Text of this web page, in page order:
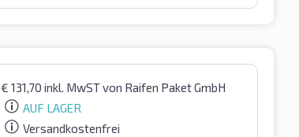
€ 131,70 inkl. MwSTvon Raifen Paket GmbH
AUF LAGER
Versandkostenfrei